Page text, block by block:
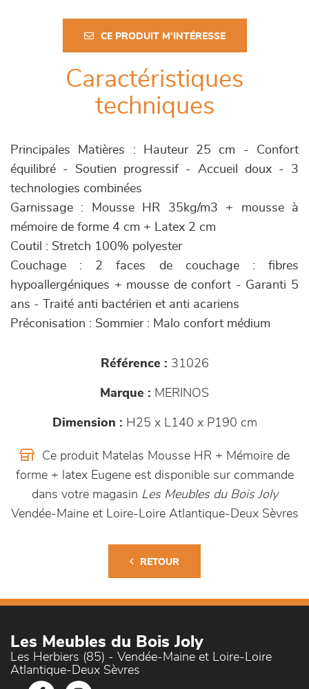
CE PRODUIT M'INTÉRESSE
Caractéristiques
techniques
Principales Matières : Hauteur 25 cm - Confort
équilibré - Soutien progressif - Accueil doux - 3
technologies combinées
Garnissage : Mousse HR 35kg/m3 + mousse à
mémoire de forme 4 cm + Latex 2 cm
Coutil : Stretch 100% polyester
Couchage : 2 faces de couchage : fibres
hypoallergéniques + mousse de confort - Garanti 5
ans - Traité anti bactérien et anti acariens
Préconisation : Sommier : Malo confort médium
Référence : 31026
Marque : MERINOS
Dimension : H25 x L140 x P190 cm
Ce produit Matelas Mousse HR + Mémoire de
forme + latex Eugene est disponible sur commande
dans votre magasin Les Meubles du Bois Joly
Vendée-Maine et Loire-Loire Atlantique-Deux Sèvres
RETOUR
Les Meubles du Bois Joly
Les Herbiers (85) - Vendée-Maine et Loire-Loire
Atlantique-Deux Sèvres